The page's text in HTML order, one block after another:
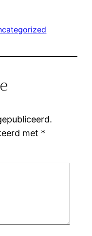
met *